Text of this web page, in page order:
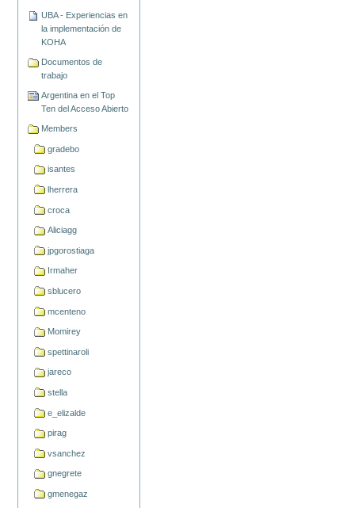
UBA - Experiencias en
la implementación de
KOHA
Documentos de
trabajo
Argentina en el Top
Ten del Acceso Abierto
Members
gradebo
isantes
lherrera
croca
Aliciagg
jpgorostiaga
Irmaher
sblucero
mcenteno
Momirey
spettinaroli
jareco
stella
e_elizalde
pirag
vsanchez
gnegrete
gmenegaz